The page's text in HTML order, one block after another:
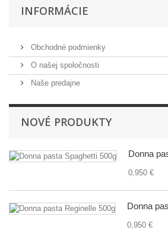
INFORMÁCIE
Obchodné podmienky
O našej spoločnosti
Naše predajne
NOVÉ PRODUKTY
Donna
0,950 €
Donna
0,950 €